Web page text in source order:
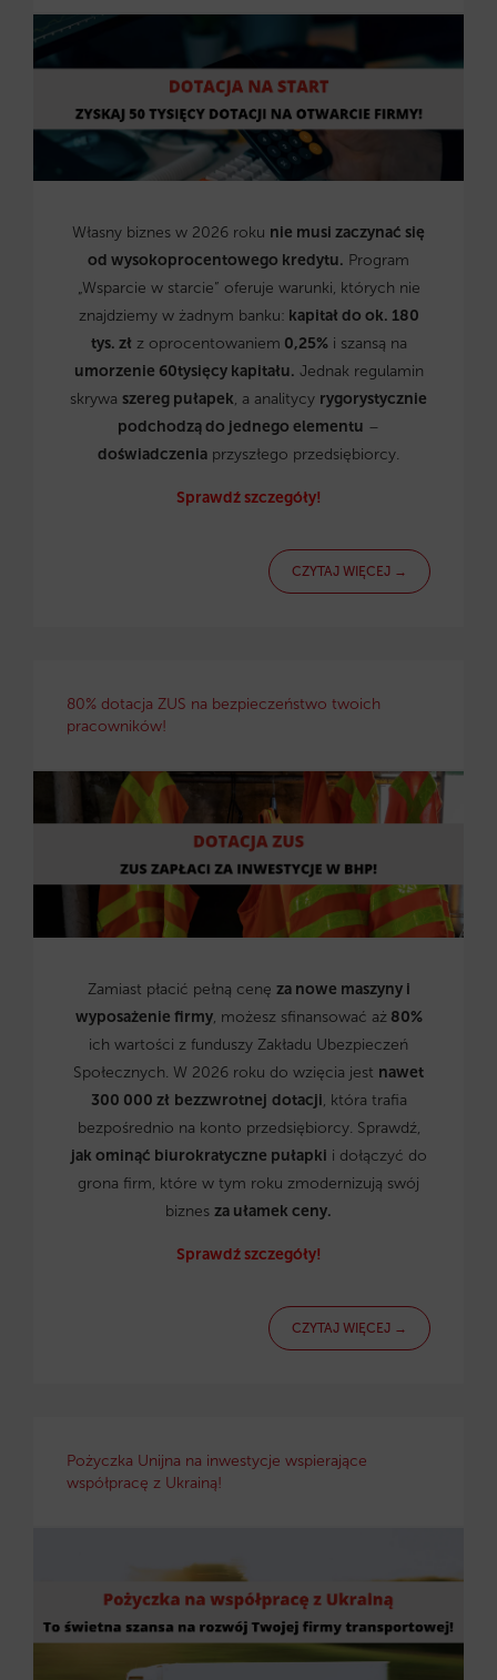
Własny biznes w 2026 roku nie musi zaczynać się
od wysokoprocentowego kredytu. Program
„Wsparcie w starcie” oferuje warunki, których nie
znajdziemy w żadnym banku: kapitał do ok. 180
tys. zł z oprocentowaniem 0,25%i szansą na
umorzenie 60tysięcy kapitału. Jednak regulamin
skrywa szereg pułapek, a analitycy rygorystycznie
podchodzą do jednego elementu –
doświadczenia przyszłego przedsiębiorcy.
Sprawdź szczegóły!
CZYTAJ WIĘCEJ →
80% dotacja ZUS na bezpieczeństwo twoich
pracowników!
Zamiast płacić pełną cenę za nowe maszyny i
wyposażenie firmy, możesz sfinansować aż80%
ich wartości z funduszy Zakładu Ubezpieczeń
Społecznych. W 2026 roku do wzięcia jest nawet
300 000 zł bezzwrotnej dotacji, która trafia
bezpośrednio na konto przedsiębiorcy. Sprawdź,
jak ominąć biurokratyczne pułapki i dołączyć do
grona firm, które w tym roku zmodernizują swój
biznes za ułamek ceny.
Sprawdź szczegóły!
CZYTAJ WIĘCEJ →
Pożyczka Unijna na inwestycje wspierające
współpracę z Ukrainą!